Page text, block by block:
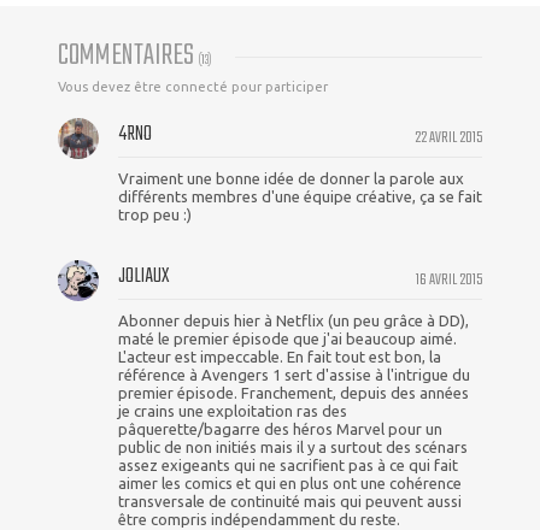
COMMENTAIRES (13)
Vous devez être connecté pour participer
22 AVRIL 2015
4RNO
Vraiment une bonne idée de donner la parole aux
différents membres d'une équipe créative, ça se fait
trop peu :)
16 AVRIL 2015
JOLIAUX
Abonner depuis hier à Netflix (un peu grâce à DD),
maté le premier épisode que j'ai beaucoup aimé.
L'acteur est impeccable. En fait tout est bon, la
référence à Avengers 1 sert d'assise à l'intrigue du
premier épisode. Franchement, depuis des années
je crains une exploitation ras des
pâquerette/bagarre des héros Marvel pour un
public de non initiés mais il y a surtout des scénars
assez exigeants qui ne sacrifient pas à ce qui fait
aimer les comics et qui en plus ont une cohérence
transversale de continuité mais qui peuvent aussi
être compris indépendamment du reste.